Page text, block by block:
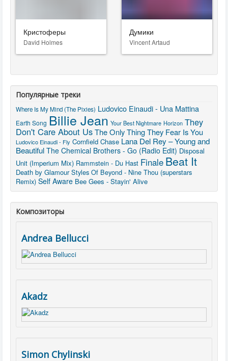
Кристоферы
David Holmes
Думики
Vincent Artaud
Популярные треки
Where Is My Mind (The Pixies) Ludovico Einaudi - Una Mattina
Earth Song Billie Jean Your Best Nightmare Horizon They
Don't Care About UsThe Only Thing They Fear Is You
Ludovico Einaudi - Fly Cornfield Chase Lana Del Rey – Young and
Beautiful The Chemical Brothers - Go (Radio Edit) Disposal
Unit (Imperium Mix) Rammstein - Du Hast Finale Beat It
Death by Glamour Styles Of Beyond - Nine Thou (superstars
Remix) Self Aware Bee Gees - Stayin' Alive
Композиторы
Andrea Bellucci
Akadz
Simon Chylinski